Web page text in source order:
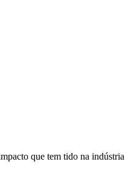
que tem tido na indústria